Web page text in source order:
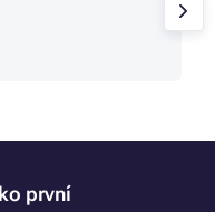
první